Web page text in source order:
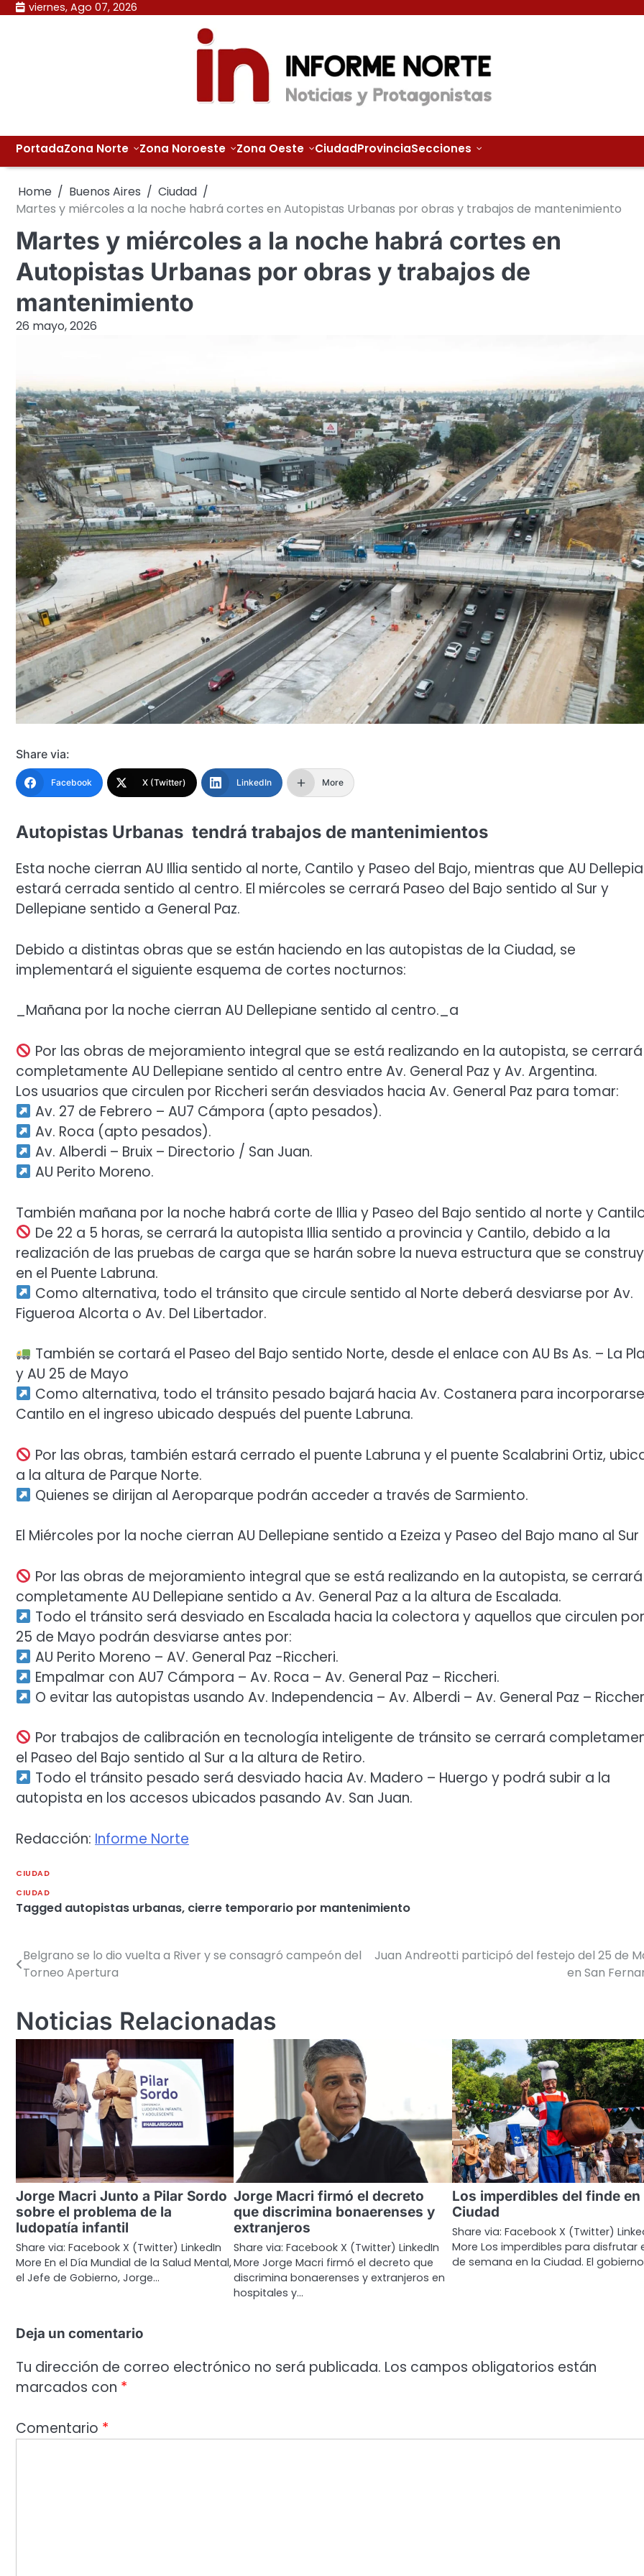
Skip viernes, Ago 07, 2026
PortadaZona Norte Zona Noroeste Zona Oeste CiudadProvinciaSecciones
Home Buenos Aires
Ciudad
Martes y miércoles a la noche habrá cortes en Autopistas Urbanas por obras y trabajos de mantenimiento
Martes y miércoles a la noche habrá cortes en
Autopistas Urbanas por obras y trabajos de
mantenimiento
26 mayo, 2026
Share via:
Facebook X (Twitter) LinkedIn More
Autopistas Urbanas tendrá trabajos de mantenimientos
Esta noche cierran AU Illia sentido al norte, Cantilo y Paseo del Bajo, mientras que AU
estará cerrada sentido al centro. El miércoles se cerrará Paseo del Bajo sentido al Sur y
Dellepiane sentido a General Paz.
Debido a distintas obras que se están haciendo en las autopistas de la Ciudad, se
implementará el siguiente esquema de cortes nocturnos:
_Mañana por la noche cierran AU Dellepiane sentido al centro._a
Por las obras de mejoramiento integral que se está realizando en la autopista, se cerrará
completamente AU Dellepiane sentido al centro entre Av. General Paz y Av. Argentina.
Los usuarios que circulen por Riccheri serán desviados hacia Av. General Paz para tomar:
Av. 27 de Febrero – AU7 Cámpora (apto pesados).
Av. Roca (apto pesados).
Av. Alberdi – Bruix – Directorio / San Juan.
AU Perito Moreno.
También mañana por la noche habrá corte de Illia y Paseo del Bajo sentido al norte y
De 22 a 5 horas, se cerrará la autopista Illia sentido a provincia y Cantilo, debido a la
realización de las pruebas de carga que se harán sobre la nueva estructura que se
en el Puente Labruna.
Como alternativa, todo el tránsito que circule sentido al Norte deberá desviarse por Av.
Figueroa Alcorta o Av. Del Libertador.
También se cortará el Paseo del Bajo sentido Norte, desde el enlace con AU Bs As. – La
y AU 25 de Mayo
Como alternativa, todo el tránsito pesado bajará hacia Av. Costanera para
Cantilo en el ingreso ubicado después del puente Labruna.
Por las obras, también estará cerrado el puente Labruna y el puente Scalabrini Ortiz,
a la altura de Parque Norte.
Quienes se dirijan al Aeroparque podrán acceder a través de Sarmiento.
El Miércoles por la noche cierran AU Dellepiane sentido a Ezeiza y Paseo del Bajo mano al Sur
Por las obras de mejoramiento integral que se está realizando en la autopista, se cerrará
completamente AU Dellepiane sentido a Av. General Paz a la altura de Escalada.
Todo el tránsito será desviado en Escalada hacia la colectora y aquellos que circulen
25 de Mayo podrán desviarse antes por:
AU Perito Moreno – AV. General Paz -Riccheri.
Empalmar con AU7 Cámpora – Av. Roca – Av. General Paz – Riccheri.
O evitar las autopistas usando Av. Independencia – Av. Alberdi – Av. General Paz –
Por trabajos de calibración en tecnología inteligente de tránsito se cerrará
el Paseo del Bajo sentido al Sur a la altura de Retiro.
Todo el tránsito pesado será desviado hacia Av. Madero – Huergo y podrá subir a la
autopista en los accesos ubicados pasando Av. San Juan.
Redacción: Informe Norte
CIUDAD
CIUDAD
Tagged autopistas urbanas, cierre temporario por mantenimiento
Navegación
entradas
Belgrano se lo dio vuelta a River y se consagró campeón del
Torneo Apertura
Juan Andreotti participó del festejo del 25 de
en San
Noticias Relacionadas
Jorge Macri Junto a Pilar Sordo
sobre el problema de la
ludopatía infantil
Share via: Facebook X (Twitter) LinkedIn
More En el Día Mundial de la Salud Mental,
el Jefe de Gobierno, Jorge…
Jorge Macri firmó el decreto
que discrimina bonaerenses y
extranjeros
Share via: Facebook X (Twitter) LinkedIn
More Jorge Macri firmó el decreto que
discrimina bonaerenses y extranjeros en
hospitales y…
Los imperdibles del finde en
Ciudad
Share via: Facebook X (Twitter)
More Los imperdibles para disfrutar
de semana en la Ciudad. El
Deja un comentario
Tu dirección de correo electrónico no será publicada. Los campos obligatorios están
marcados con *
Comentario *